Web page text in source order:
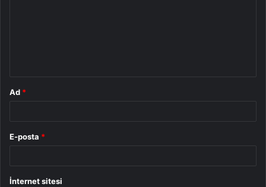
Ad *
E-posta *
İnternet sitesi